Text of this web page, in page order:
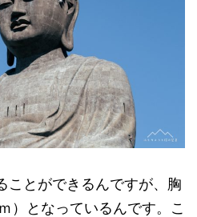
ことができるんですが、胸
）となっているんです。こ